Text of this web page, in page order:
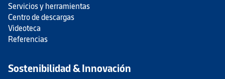
Servicios y herramientas
Centro de descargas
Videoteca
Referencias
Sostenibilidad & Innovación